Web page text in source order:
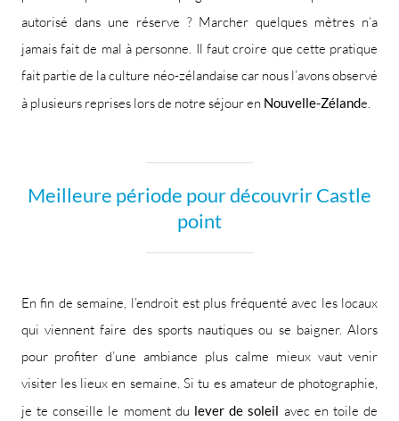
autorisé dans une réserve ? Marcher quelques mètres n’a
jamais fait de mal à personne. Il faut croire que cette pratique
fait partie de la culture néo-zélandaise car nous l’avons observé
à plusieurs reprises lors de notre séjour en Nouvelle-Zélande.
Meilleure période pour découvrir Castle
point
En fin de semaine, l’endroit est plus fréquenté avec les locaux
qui viennent faire des sports nautiques ou se baigner. Alors
pour profiter d’une ambiance plus calme mieux vaut venir
visiter les lieux en semaine. Si tu es amateur de photographie,
je te conseille le moment du lever de soleil avec en toile de